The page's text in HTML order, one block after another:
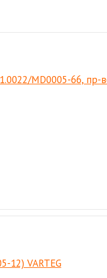
MD0005-66,
12) VARTEG